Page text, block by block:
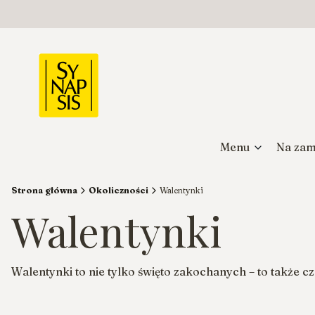
Menu Na
Strona główna Okoliczności Walentynki
Walentynki
Walentynki to nie tylko święto zakochanych – to także